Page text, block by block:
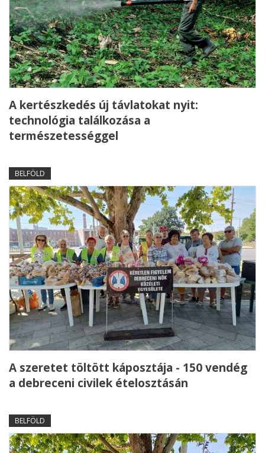
A kertészkedés új távlatokat nyit:
technológia találkozása a
természetességgel
BELFÖLD
A szeretet töltött káposztája - 150 vendég
a debreceni civilek ételosztásán
BELFÖLD